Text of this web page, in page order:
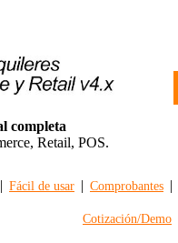
completa
Retail, POS.
| Fácil de usar | Comprobantes |
Cotización/Demo